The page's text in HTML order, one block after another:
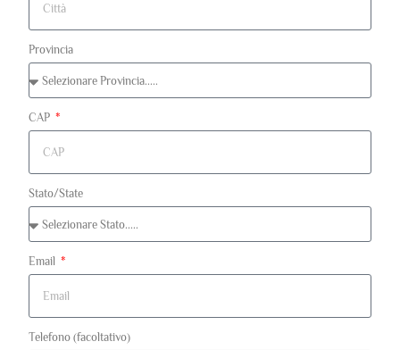
Provincia
CAP
Stato/State
Email
Telefono (facoltativo)